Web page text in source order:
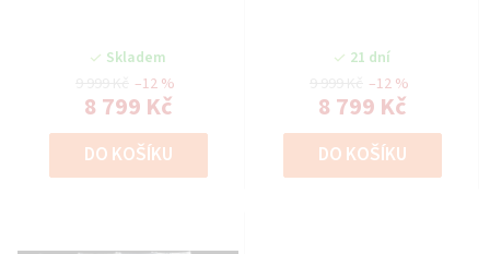
Skladem
8 799 Kč
–12 %
DO KOŠÍKU
21 dní
8 799 Kč
–12 %
DO KOŠÍKU